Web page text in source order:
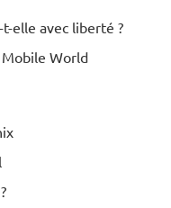
elle avec liberté ?
World